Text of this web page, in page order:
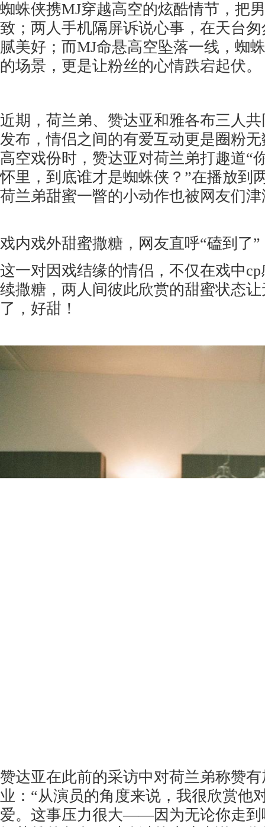
蜘蛛侠携MJ穿越高空的炫酷情节，把
致；两人手机隔屏诉说心事，在天台
腻美好；而MJ命悬高空坠落一线，蜘
的场景，更是让粉丝的心情跌宕起伏。
近期，荷兰弟、赞达亚和雅各布三人
发布，情侣之间的有爱互动更是圈粉
高空戏份时，赞达亚对荷兰弟打趣道“
怀里，到底谁才是蜘蛛侠？”在播放到
荷兰弟甜蜜一瞥的小动作也被网友们
戏内戏外甜蜜撒糖，网友直呼“磕到了”
这一对因戏结缘的情侣，不仅在戏中
续撒糖，两人间彼此欣赏的甜蜜状态
了，好甜！
赞达亚在此前的采访中对荷兰弟称赞
业：“从演员的角度来说，我很欣赏他
爱。这事压力很大——因为无论你走到